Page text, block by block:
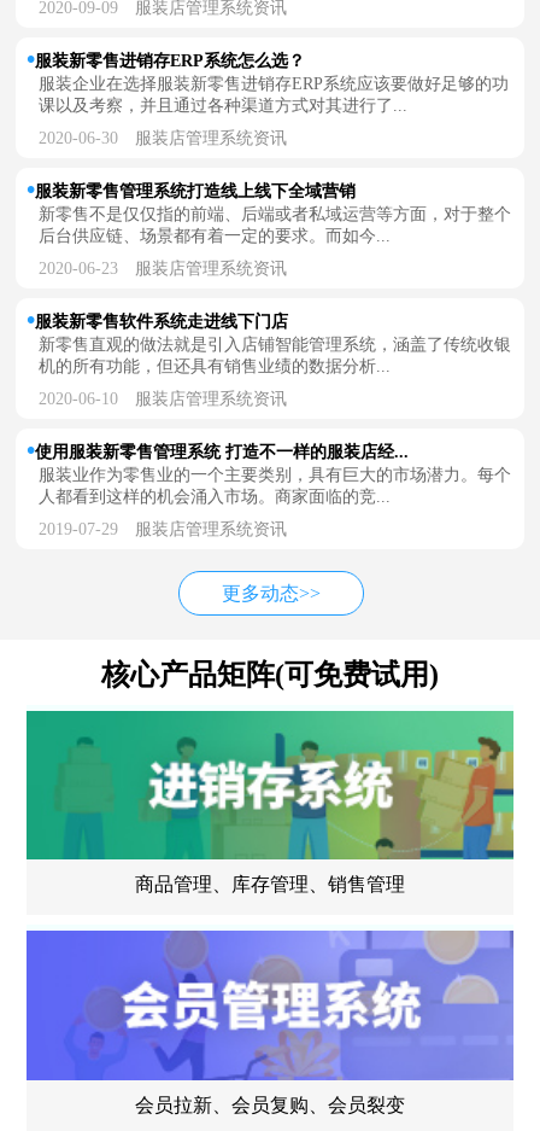
2020-09-09 服装店管理系统资讯
服装新零售进销存ERP系统怎么选？
服装企业在选择服装新零售进销存ERP系统应该要做好足够的功
课以及考察，并且通过各种渠道方式对其进行了...
2020-06-30 服装店管理系统资讯
服装新零售管理系统打造线上线下全域营销
新零售不是仅仅指的前端、后端或者私域运营等方面，对于整个
后台供应链、场景都有着一定的要求。而如今...
2020-06-23 服装店管理系统资讯
服装新零售软件系统走进线下门店
新零售直观的做法就是引入店铺智能管理系统，涵盖了传统收银
机的所有功能，但还具有销售业绩的数据分析...
2020-06-10 服装店管理系统资讯
使用服装新零售管理系统 打造不一样的服装店经...
服装业作为零售业的一个主要类别，具有巨大的市场潜力。每个
人都看到这样的机会涌入市场。商家面临的竞...
2019-07-29 服装店管理系统资讯
更多动态>>
核心产品矩阵(可免费试用)
商品管理、库存管理、销售管理
会员拉新、会员复购、会员裂变